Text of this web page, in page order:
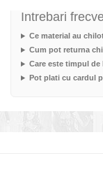
Intrebari
Ce material au
Cum pot returna
Care este timpul
Pot plati cu cardul